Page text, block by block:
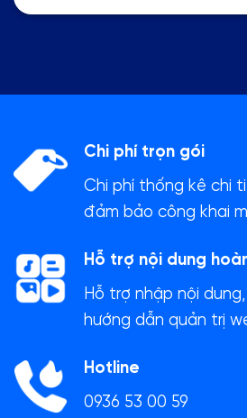
Chi phí trọn gói
Chi phí thống kê chi
đảm bảo công khai
Hỗ trợ nội dung
Hỗ trợ nhập nội dung,
hướng dẫn quản trị
Hotline
0936 53 00 59